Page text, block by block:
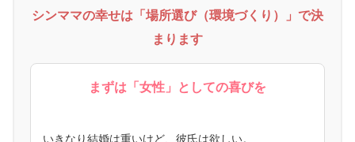
シンママの幸せは「場所選び（環境づくり）」で決
まります
まずは「女性」としての喜びを
いきなり結婚は重いけど、彼氏は欲しい。